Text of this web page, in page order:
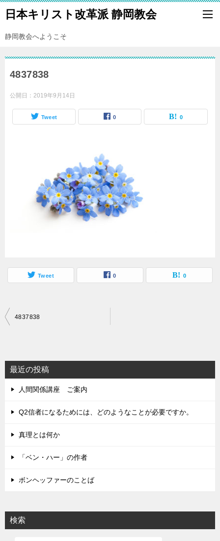
日本キリスト改革派 静岡教会
静岡教会へようこそ
4837838
公開日： 2019年9月14日
Tweet 0 0
Tweet 0 0
投
ビ
ゲ
ー
シ
4837838
最近の投稿
人間関係講座 ご案内
Q2信者になるためには、どのようなことが必要ですか。
真理とは何か
「ベン・ハー」の作者
ボンヘッファーのことば
検索